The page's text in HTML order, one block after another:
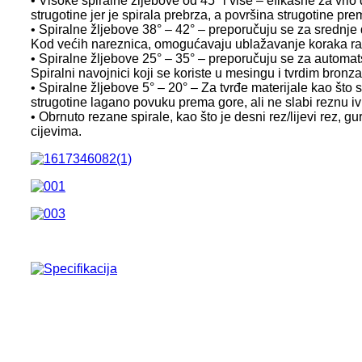
strugotine jer je spirala prebrza, a površina strugotine
• Spiralne žljebove 38° – 42° – preporučuju se za
Kod većih nareznica, omogućavaju ublažavanje koraka
• Spiralne žljebove 25° – 35° – preporučuju se za
Spiralni navojnici koji se koriste u mesingu i tvrdim
• Spiralne žljebove 5° – 20° – Za tvrđe materijale kao
strugotine lagano povuku prema gore, ali ne slabi reznu
• Obrnuto rezane spirale, kao što je desni rez/lijevi rez,
cijevima.